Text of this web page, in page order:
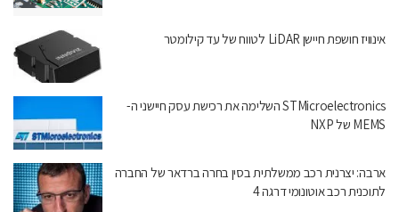
אינוויז חושפת חיישן LiDAR לטווח של עד קילומטר
STMicroelectronics השלימה את רכישת עסק חיישני ה-
MEMS של NXP
ארבה: יצרנית רכב ממשלתית בסין בחרה ברדאר של החברה
לתוכנית רכב אוטונומי דרגה 4